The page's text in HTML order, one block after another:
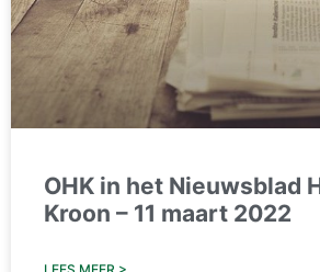
OHK in het Nieuwsblad
Kroon – 11 maart 2022